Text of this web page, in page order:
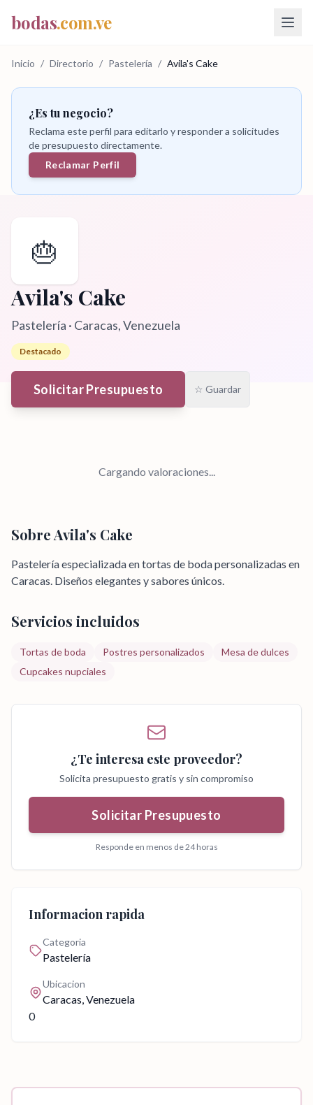
bodas.com.ve
Inicio / Directorio / Pastelería / Avila's Cake
¿Es tu negocio?
Reclama este perfil para editarlo y responder a solicitudes
de presupuesto directamente.
Reclamar Perfil
🎂
Avila's Cake
Pastelería · Caracas, Venezuela
Destacado
Solicitar Presupuesto ☆ Guardar
Cargando valoraciones...
SobreAvila's Cake
Pastelería especializada en tortas de boda personalizadas en
Caracas. Diseños elegantes y sabores únicos.
Servicios incluidos
Tortas de boda Postres personalizados
Mesa de dulces
Cupcakes nupciales
¿Te interesa este proveedor?
Solicita presupuesto gratis y sin compromiso
Solicitar Presupuesto
Responde en menos de 24 horas
Informacion rapida
Categoria
Pastelería
Ubicacion
Caracas, Venezuela
0